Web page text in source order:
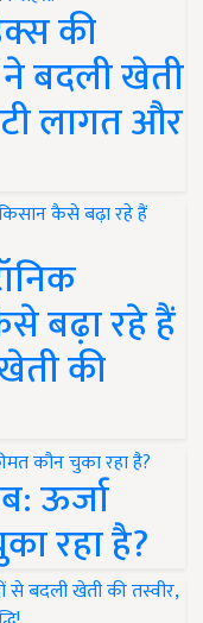
की
बदली खेती
लागत और
बढ़ा रहे हैं
की
ऊर्जा
रहा है?